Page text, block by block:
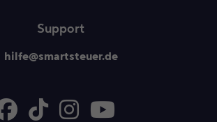
Support
hilfe@smartsteuer.de